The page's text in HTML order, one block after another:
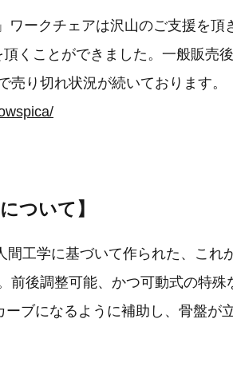
ワークチェアは沢山のご支援を頂
くことができました。一般販売
り切れ状況が続いております。
ついて】
間工学に基づいて作られた、これ
前後調整可能、かつ可動式の特殊
ーブになるように補助し、骨盤が